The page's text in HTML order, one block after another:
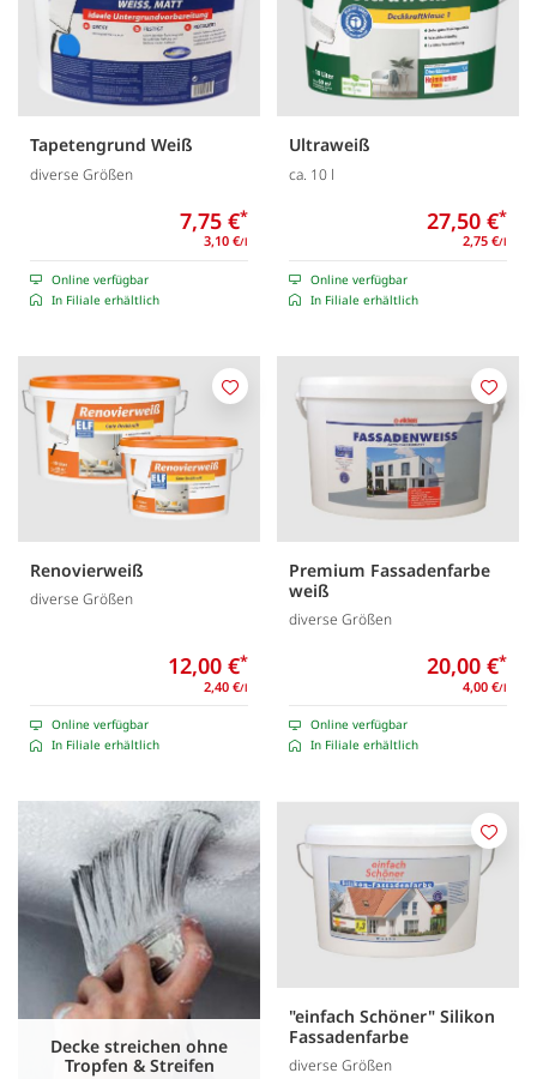
Tapetengrund Weiß
diverse Größen
7,75 €*
3,10 €/l
Online verfügbar
In Filiale erhältlich
Ultraweiß
ca. 10 l
27,50 €*
2,75 €/l
Online verfügbar
In Filiale erhältlich
Renovierweiß
diverse Größen
12,00 €*
2,40 €/l
Online verfügbar
In Filiale erhältlich
Merken
Premium Fassadenfarbe
weiß
diverse Größen
20,00 €*
4,00 €/l
Online verfügbar
In Filiale erhältlich
Decke streichen ohne
Tropfen & Streifen
"einfach Schöner" Silikon
Fassadenfarbe
diverse Größen